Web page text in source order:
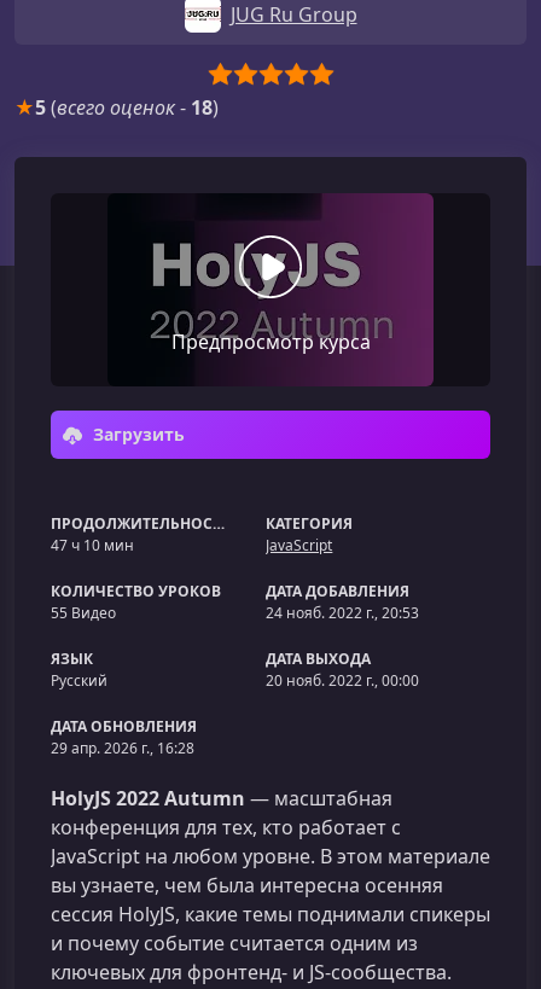
JUG Ru Group
★5(всего оценок- 18)
Предпросмотр курса
Загрузить
ПРОДОЛЖИТЕЛЬНОСТЬ
47 ч 10 мин
КАТЕГОРИЯ
JavaScript
КОЛИЧЕСТВО УРОКОВ
55 Видео
ДАТА ДОБАВЛЕНИЯ
24 нояб. 2022 г., 20:53
ЯЗЫК
Русский
ДАТА ВЫХОДА
20 нояб. 2022 г., 00:00
ДАТА ОБНОВЛЕНИЯ
29 апр. 2026 г., 16:28
HolyJS 2022 Autumn — масштабная
конференция для тех, кто работает с
JavaScript на любом уровне. В этом материале
вы узнаете, чем была интересна осенняя
сессия HolyJS, какие темы поднимали спикеры
и почему событие считается одним из
ключевых для фронтенд‑ и JS‑сообщества.